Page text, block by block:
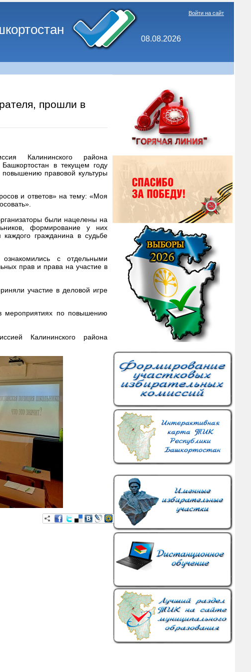
08.08.2026
Войти на сайт
прошли в
Калининского района
Башкортостан в текущем году
правовой культуры
и ответов» на тему: «Моя
были нацелены на
формирование у них
каждого гражданина в судьбе
с отдельными
прав и права на участие в
участие в деловой игре
мероприятиях по повышению
Калининского района